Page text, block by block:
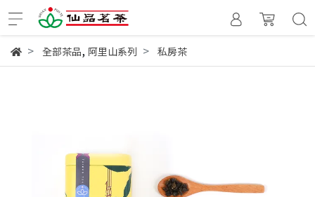
全部茶品, 阿里山系列 私房茶